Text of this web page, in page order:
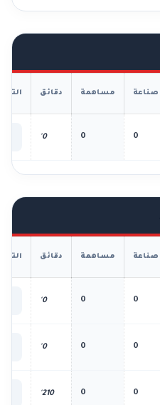
صناعة مساهمة دقائق
0
0
0'
صناعة مساهمة دقائق
0
0
0'
0
0
0'
0
0
210'